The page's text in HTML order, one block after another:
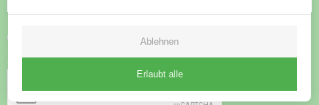
Datenschutzbestimmungen
Sicherheitsüberprüfung*
Ablehnen
Erlaubt alle